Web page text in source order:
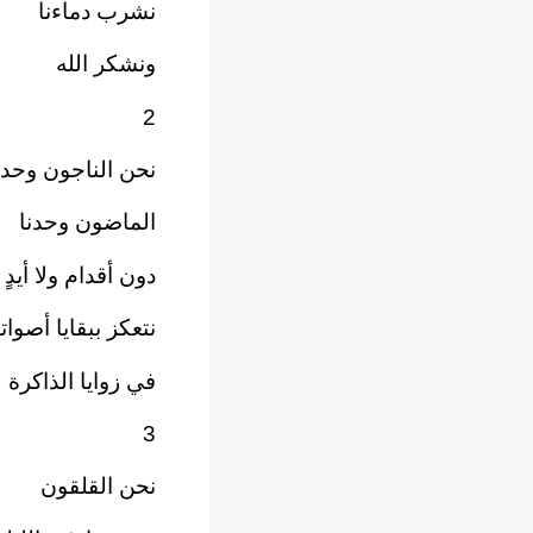
نشرب دماءنا
ونشكر الله
2
نحن الناجون
الماضون وحدنا
دون أقدام ولا أيدٍ
نتعكز ببقايا
في زوايا الذاكرة
3
نحن القلقون